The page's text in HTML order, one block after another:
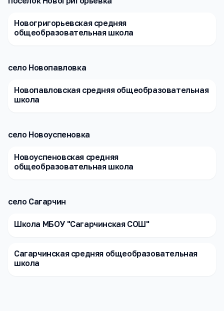
Новогригорьевская средняя
общеобразовательная школа
село Новопавловка
Новопавловская средняя общеобразовательная
школа
село Новоуспеновка
Новоуспеновская средняя
общеобразовательная школа
село Сагарчин
Школа МБОУ "Сагарчинская СОШ"
Сагарчинская средняя общеобразовательная
школа